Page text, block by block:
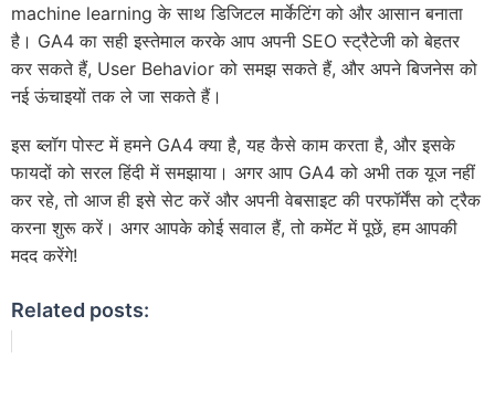
machine learning के साथ डिजिटल मार्केटिंग को और आसान बनाता
है। GA4 का सही इस्तेमाल करके आप अपनी SEO स्ट्रैटेजी को बेहतर
कर सकते हैं, User Behavior को समझ सकते हैं, और अपने बिजनेस को
नई ऊंचाइयों तक ले जा सकते हैं।
इस ब्लॉग पोस्ट में हमने GA4 क्या है, यह कैसे काम करता है, और इसके
फायदों को सरल हिंदी में समझाया। अगर आप GA4 को अभी तक यूज नहीं
कर रहे, तो आज ही इसे सेट करें और अपनी वेबसाइट की परफॉर्मेंस को ट्रैक
करना शुरू करें। अगर आपके कोई सवाल हैं, तो कमेंट में पूछें, हम आपकी
मदद करेंगे!
Related posts: